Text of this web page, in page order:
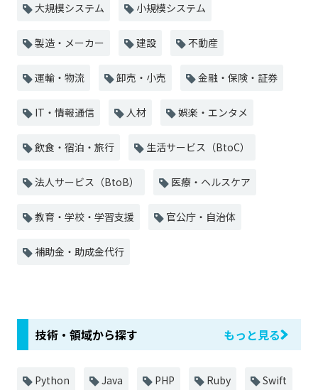
大規模システム 小規模システム
製造・メーカー 建設 不動産
運輸・物流 卸売・小売 金融・保険・証券
IT・情報通信 人材 娯楽・エンタメ
飲食・宿泊・旅行 生活サービス（BtoC）
法人サービス（BtoB） 医療・ヘルスケア
教育・学校・学習支援 官公庁・自治体
補助金・助成金代行
技術・領域から探す もっと見る
Python Java PHP Ruby Swift